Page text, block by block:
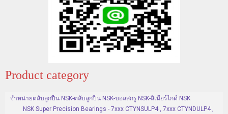
Product category
จำหน่ายตลับลูกปืน NSK-ตลับลูกปืน NSK-บอลสกรู NSK-ลิเนียร์ไกด์ NSK
NSK Super Precision Bearings - 7xxx CTYNSULP4 , 7xxx CTYNDULP4 ,